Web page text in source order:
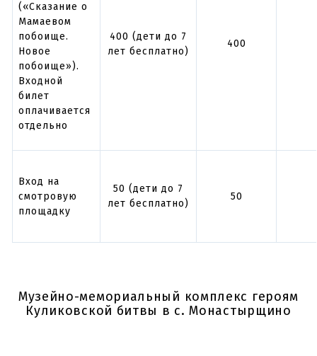
(«Сказание о
Мамаевом
побоище.
Новое
побоище»).
Входной
билет
оплачивается
отдельно
400 (дети до 7
лет бесплатно)
400
Вход на
смотровую
площадку
50 (дети до 7
лет бесплатно)
50
Музейно-мемориальный комплекс героям
Куликовской битвы в с. Монастырщино